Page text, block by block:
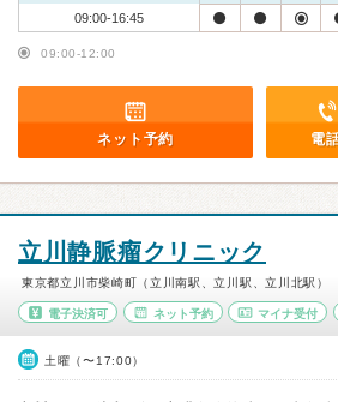
09:00-16:45
09:00-12:00
ネット予約 電
立川静脈瘤クリニック
東京都立川市柴崎町（立川南駅、立川駅、立川北駅）
電子決済可 ネット予約 マイナ受付
土曜（〜17:00）